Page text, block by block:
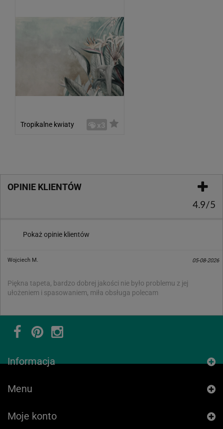
Tropikalne kwiaty x3
OPINIE KLIENTÓW
4.9/5
Pokaż opinie klientów
Wojciech M. 05-08-2026
Piękna tapeta, bardzo dobrej jakości nie było problemu z jej
ułożeniem i spasowaniem, miła obsługa polecam
Informacja
Menu
Moje konto